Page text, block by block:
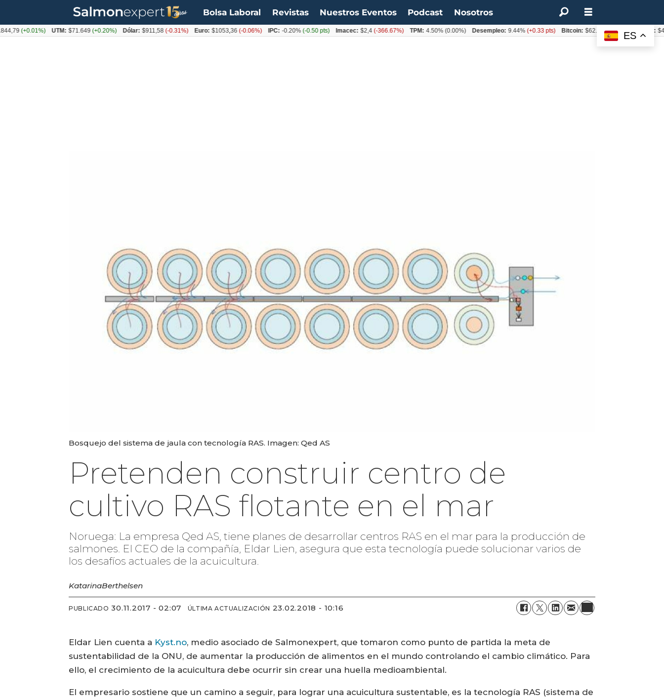
Bolsa Laboral Revistas Nuestros Eventos Podcast Nosotros
Bosquejo del sistema de jaula con tecnología RAS. Imagen: Qed AS
Pretenden construir centro de
cultivo RAS flotante en el mar
Noruega: La empresa Qed AS, tiene planes de desarrollar centros RAS en el mar para la producción de
salmones. El CEO de la compañía, Eldar Lien, asegura que esta tecnología puede solucionar varios de
los desafíos actuales de la acuicultura.
KatarinaBerthelsen
PUBLICADO 30.11.2017 - 02:07 ÚLTIMA ACTUALIZACIÓN 23.02.2018 - 10:16
Eldar Lien cuenta a Kyst.no, medio asociado de Salmonexpert, que tomaron como punto de partida la meta de
sustentabilidad de la ONU, de aumentar la producción de alimentos en el mundo controlando el cambio climático. Para
ello, el crecimiento de la acuicultura debe ocurrir sin crear una huella medioambiental.
El empresario sostiene que un camino a seguir, para lograr una acuicultura sustentable, es la tecnología RAS (sistema de
ES
(+0.01%) UTM: $71.649(+0.20%) Dólar: $911,58(-0.31%) Euro: $1053,36(-0.06%) IPC: -0.20%(-0.50 pts) Imacec: $2,4(-366.67%) TPM: 4.50%(0.00%) Desempleo: 9.44%(+0.33 pts) Bitcoin: $62.760,11 (-1.74%)